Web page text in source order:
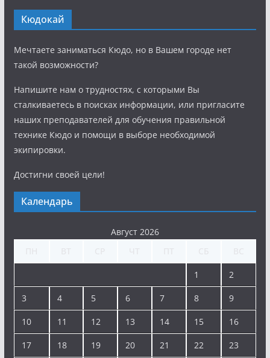
Кюдокай
Мечтаете заниматься Кюдо, но в Вашем городе нет
такой возможности?
Напишите нам о трудностях, с которыми Вы
сталкиваетесь в поисках информации, или пригласите
наших преподавателей для обучения правильной
технике Кюдо и помощи в выборе необходимой
экипировки.
Достигни своей цели!
Календарь
Август 2026
1 2
3 4 5 6 7 8 9
10 11 12 13 14 15 16
17 18 19 20 21 22 23